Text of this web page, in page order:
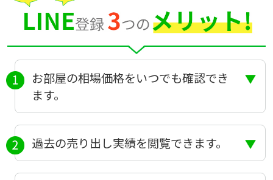
お部屋の相場価格をいつでも確認でき
ます。
過去の売り出し実績を閲覧できます。